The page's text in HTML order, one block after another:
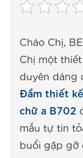
Chào Chị,
Chị một
duyên dáng
Đầm thiết
chữ a B702
mẫu tự tin
buổi gặp gỡ